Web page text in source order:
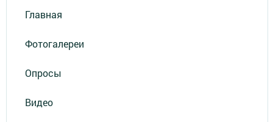
Главная
Фотогалереи
Опросы
Видео